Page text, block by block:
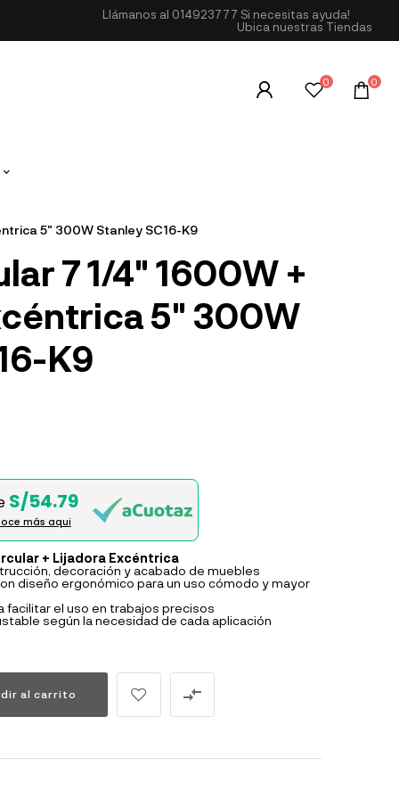
Llámanos al 014923777 Si necesitas ayuda!
Ubica nuestras Tiendas
0 0
5" 300W Stanley SC16-K9
7 1/4" 1600W +
5" 300W
K9
S/54.79
más aqui
+ Lijadora Excéntrica
decoración y acabado de muebles
diseño ergonómico para un uso cómodo y mayor
facilitar el uso en trabajos precisos
según la necesidad de cada aplicación
al carrito 